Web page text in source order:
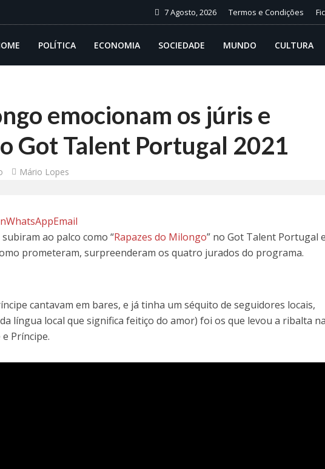
7 Agosto, 2026 Termos e Condições
POLÍTICA ECONOMIA SOCIEDADE MUNDO CULTURA
emocionam os júris e
Got Talent Portugal 2021
Mário Lopes
WhatsAppEmail
ao palco como “Rapazes do Milongo” no Got Talent Portugal
prometeram, surpreenderam os quatro jurados do programa.
cantavam em bares, e já tinha um séquito de seguidores locais,
língua local que significa feitiço do amor) foi os que levou a ribalta
Príncipe.